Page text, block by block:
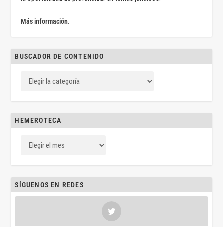
Más información.
BUSCADOR DE CONTENIDO
HEMEROTECA
SÍGUENOS EN REDES